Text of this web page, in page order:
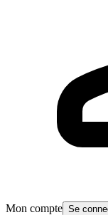
Mon compte Se